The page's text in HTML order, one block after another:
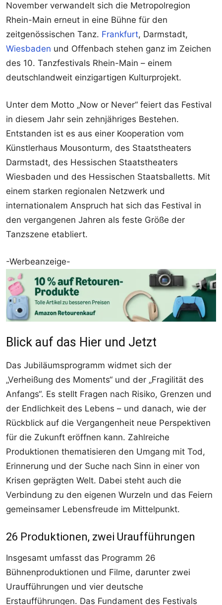
November verwandelt sich die Metropolregion
Rhein-Main erneut in eine Bühne für den
zeitgenössischen Tanz. Frankfurt, Darmstadt,
Wiesbaden und Offenbach stehen ganz im Zeichen
des 10. Tanzfestivals Rhein-Main – einem
deutschlandweit einzigartigen Kulturprojekt.
Unter dem Motto „Now or Never“ feiert das Festival
in diesem Jahr sein zehnjähriges Bestehen.
Entstanden ist es aus einer Kooperation vom
Künstlerhaus Mousonturm, des Staatstheaters
Darmstadt, des Hessischen Staatstheaters
Wiesbaden und des Hessischen Staatsballetts. Mit
einem starken regionalen Netzwerk und
internationalem Anspruch hat sich das Festival in
den vergangenen Jahren als feste Größe der
Tanzszene etabliert.
-Werbeanzeige-
Blick auf das Hier und Jetzt
Das Jubiläumsprogramm widmet sich der
„Verheißung des Moments“ und der „Fragilität des
Anfangs“. Es stellt Fragen nach Risiko, Grenzen und
der Endlichkeit des Lebens – und danach, wie der
Rückblick auf die Vergangenheit neue Perspektiven
für die Zukunft eröffnen kann. Zahlreiche
Produktionen thematisieren den Umgang mit Tod,
Erinnerung und der Suche nach Sinn in einer von
Krisen geprägten Welt. Dabei steht auch die
Verbindung zu den eigenen Wurzeln und das Feiern
gemeinsamer Lebensfreude im Mittelpunkt.
26 Produktionen, zwei Uraufführungen
Insgesamt umfasst das Programm 26
Bühnenproduktionen und Filme, darunter zwei
Uraufführungen und vier deutsche
Erstaufführungen. Das Fundament des Festivals